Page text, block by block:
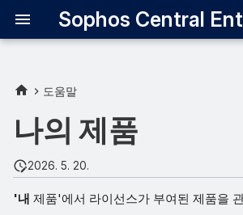
도움말
나의 제품
2026. 5. 20.
'내 제품'에서 라이선스가 부여된 제품을